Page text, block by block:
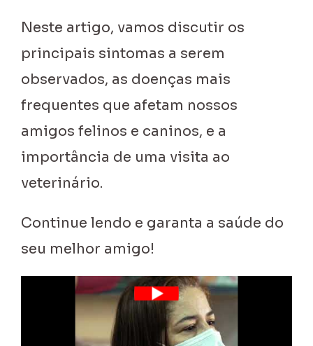
Neste artigo, vamos discutir os
principais sintomas a serem
observados, as doenças mais
frequentes que afetam nossos
amigos felinos e caninos, e a
importância de uma visita ao
veterinário.
Continue lendo e garanta a saúde do
seu melhor amigo!